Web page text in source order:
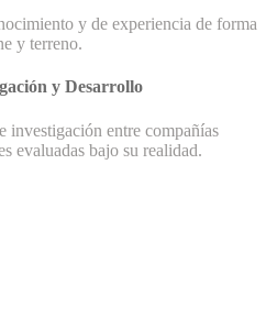
y de experiencia de forma
y terreno.
y Desarrollo
investigación entre compañías
evaluadas bajo su realidad.